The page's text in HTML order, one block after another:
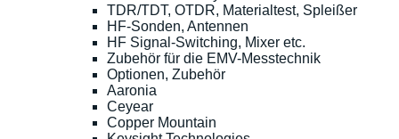
TDR/TDT, OTDR, Materialtest, Spleißer
HF-Sonden, Antennen
HF Signal-Switching, Mixer etc.
Zubehör für die EMV-Messtechnik
Optionen, Zubehör
Aaronia
Ceyear
Copper Mountain